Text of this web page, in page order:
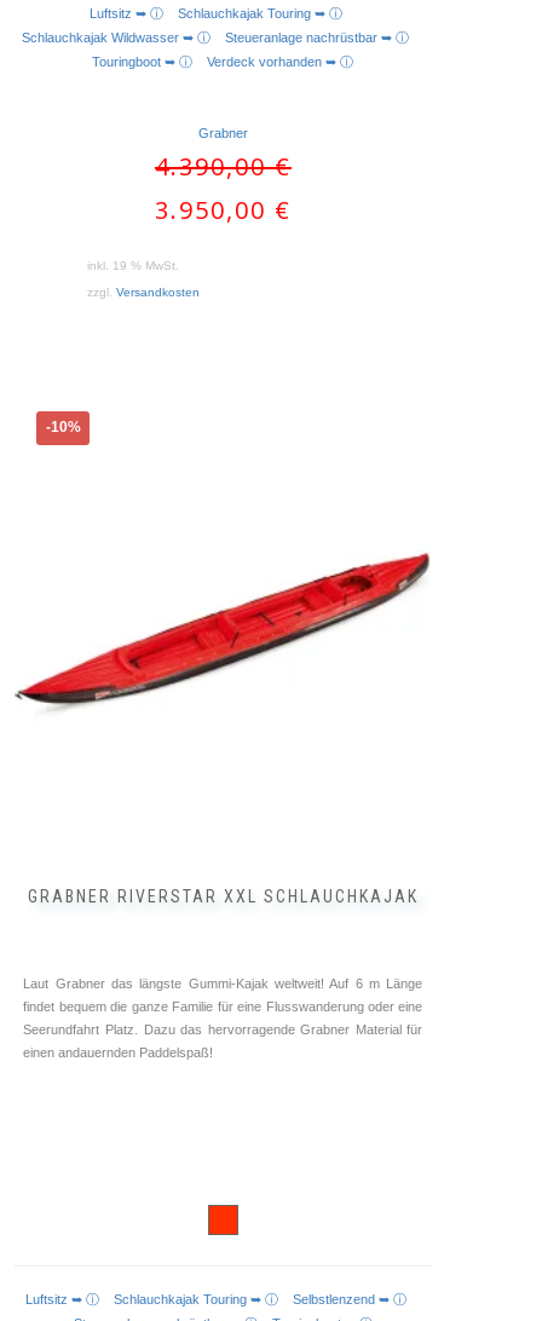
IN DEN WARENKORB
Luftsitz ➥ ⓘ Schlauchkajak Touring ➥ ⓘ
Schlauchkajak Wildwasser ➥ ⓘSteueranlage nachrüstbar ➥ ⓘ
Touringboot ➥ ⓘVerdeck vorhanden ➥ ⓘ
Grabner
4.390,00€
3.950,00 €
inkl. 19 % MwSt.
zzgl.Versandkosten
-10%
GRABNER RIVERSTAR XXL SCHLAUCHKAJAK
Laut Grabner das längste Gummi-Kajak weltweit! Auf 6 m Länge
findet bequem die ganze Familie für eine Flusswanderung oder eine
Seerundfahrt Platz. Dazu das hervorragende Grabner Material für
einen andauernden Paddelspaß!
IN DEN WARENKORB
Luftsitz ➥ ⓘ Schlauchkajak Touring ➥ ⓘ Selbstlenzend ➥ ⓘ